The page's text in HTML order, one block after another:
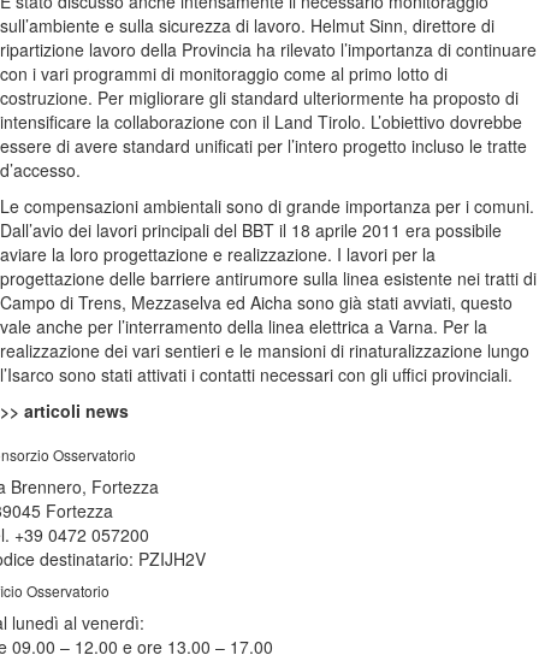
sull’ambiente e sulla sicurezza di lavoro. Helmut Sinn, direttore di
ripartizione lavoro della Provincia ha rilevato l’importanza di continuare
con i vari programmi di monitoraggio come al primo lotto di
costruzione. Per migliorare gli standard ulteriormente ha proposto di
intensificare la collaborazione con il Land Tirolo. L’obiettivo dovrebbe
essere di avere standard unificati per l’intero progetto incluso le tratte
d’accesso.
Le compensazioni ambientali sono di grande importanza per i comuni.
Dall’avio dei lavori principali del BBT il 18 aprile 2011 era possibile
aviare la loro progettazione e realizzazione. I lavori per la
progettazione delle barriere antirumore sulla linea esistente nei tratti di
Campo di Trens, Mezzaselva ed Aicha sono già stati avviati, questo
vale anche per l’interramento della linea elettrica a Varna. Per la
realizzazione dei vari sentieri e le mansioni di rinaturalizzazione lungo
l’Isarco sono stati attivati i contatti necessari con gli uffici provinciali.
>> articoli news
Osservatorio
Brennero, Fortezza
Fortezza
+39 0472 057200
destinatario: PZIJH2V
Osservatorio
lunedì al venerdì:
09.00 – 12.00 e ore 13.00 – 17.00